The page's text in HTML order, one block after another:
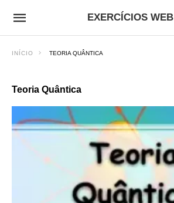
EXERCÍCIOS WEB
INÍCIO TEORIA QUÂNTICA
Teoria Quântica